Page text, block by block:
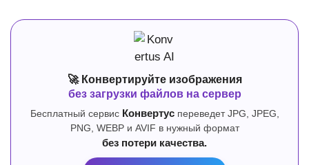
🚀 Конвертируйте изображения
без загрузки файлов на сервер
Бесплатный сервис Конвертуспереведет JPG, JPEG,
PNG, WEBP и AVIF в нужный формат
без потери качества.